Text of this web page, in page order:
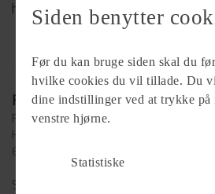
hjemmeside
Forhandler
FriCamping Esbjerg ApS
Hammeren 4
6715 Esbjerg
Se alle
Siden benytter
Før du kan bruge siden skal du
hvilke cookies du vil tillade. Du
dine indstillinger ved at trykke på
venstre hjørne.
Statistiske